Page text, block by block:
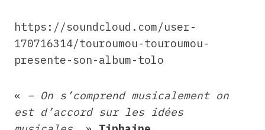
https://soundcloud.com/user-
170716314/touroumou-touroumou-
presente-son-album-tolo
« – On s’comprend musicalement on
est d’accord sur les idées